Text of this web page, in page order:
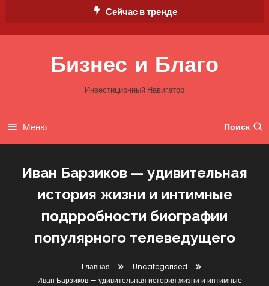
Сейчас в тренде
Бизнес и Благо
Инвестиционный Навигатор
Меню Поиск
Иван Барзиков — удивительная
история жизни и интимные
подрробности биографии
популярного телеведущего
Главная
Uncategorised
Иван Барзиков — удивительная история жизни и интимные